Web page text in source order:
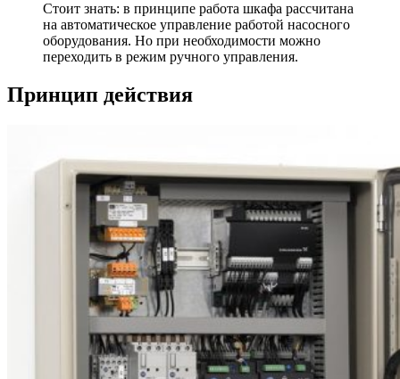
Стоит знать: в принципе работа шкафа рассчитана
на автоматическое управление работой насосного
оборудования. Но при необходимости можно
переходить в режим ручного управления.
Принцип действия